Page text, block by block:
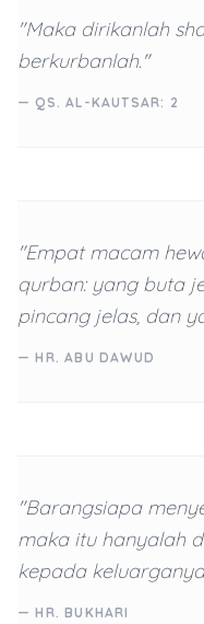
"Maka dirikanlah
berkurbanlah."
— QS. AL-KAUTSAR: 2
"Empat macam
qurban: yang buta
pincang jelas, dan
— HR. ABU DAWUD
"Barangsiapa
maka itu hanyalah
kepada
— HR. BUKHARI